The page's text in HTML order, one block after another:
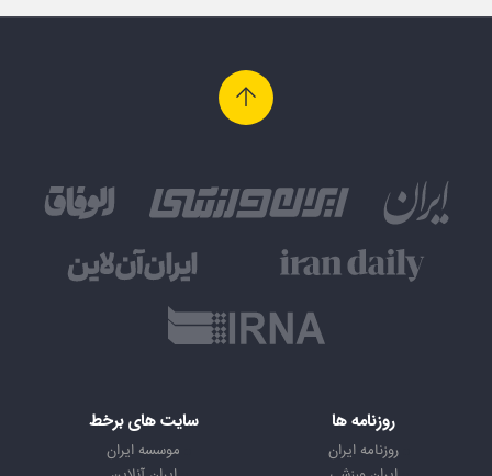
روزنامه ها
روزنامه ایران
سایت های برخط
موسسه ایران